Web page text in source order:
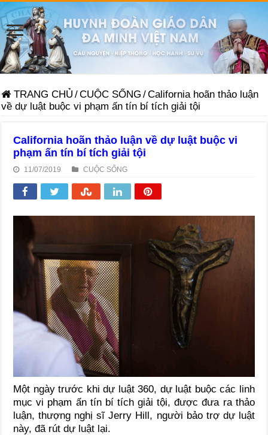
TRANG CHỦ /CUỘC SỐNG /California hoãn thảo luận
về dự luật buộc vi phạm ấn tín bí tích giải tội
California hoãn thảo luận về dự luật buộc vi
phạm ấn tín bí tích giải tội
11/07/2019 CUỘC SỐNG
Một ngày trước khi dự luật 360, dự luật buộc các linh
mục vi phạm ấn tín bí tích giải tội, được đưa ra thảo
luận, thượng nghị sĩ Jerry Hill, người bảo trợ dự luật
này, đã rút dự luật lại.